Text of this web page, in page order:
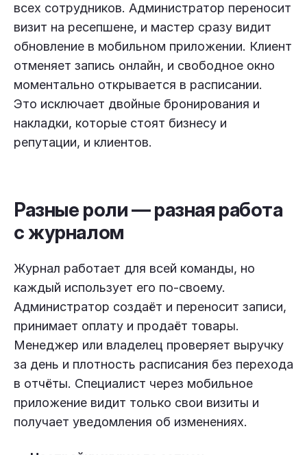
всех сотрудников. Администратор переносит
визит на ресепшене, и мастер сразу видит
обновление в мобильном приложении. Клиент
отменяет запись онлайн, и свободное окно
моментально открывается в расписании.
Это исключает двойные бронирования и
накладки, которые стоят бизнесу и
репутации, и клиентов.
Разные роли — разная работа
с журналом
Журнал работает для всей команды, но
каждый использует его по-своему.
Администратор создаёт и переносит записи,
принимает оплату и продаёт товары.
Менеджер или владелец проверяет выручку
за день и плотность расписания без перехода
в отчёты. Специалист через мобильное
приложение видит только свои визиты и
получает уведомления об изменениях.